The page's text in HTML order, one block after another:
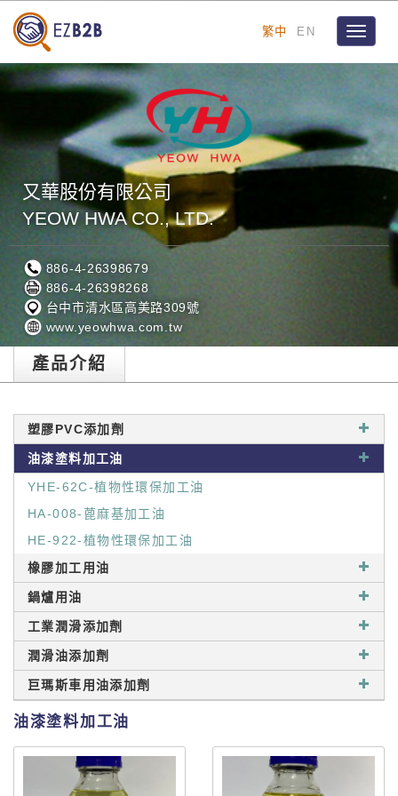
繁中 EN
Toggle
又華股份有限公司
YEOW HWA CO., LTD.
886-4-26398679
886-4-26398268
台中市清水區高美路309號
www.yeowhwa.com.tw
產品介紹
塑膠PVC添加劑
油漆塗料加工油
YHE-62C-植物性環保加工油
HA-008-蓖麻基加工油
HE-922-植物性環保加工油
橡膠加工用油
鍋爐用油
工業潤滑添加劑
潤滑油添加劑
巨瑪斯車用油添加劑
油漆塗料加工油